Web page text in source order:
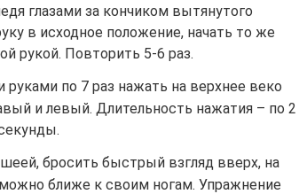
глазами за кончиком вытянутого
в исходное положение, начать то же
рукой. Повторить 5-6 раз.
по 7 раз нажать на верхнее веко
и левый. Длительность нажатия – по 2
бросить быстрый взгляд вверх, на
ближе к своим ногам. Упражнение